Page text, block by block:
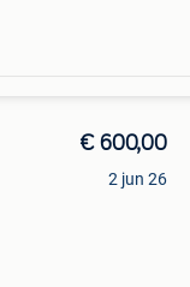
€ 600,00
2 jun 26